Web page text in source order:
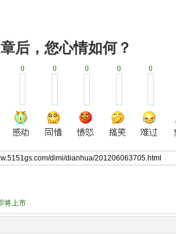
后，您心情如何？
0 0 0 0 0
将上市